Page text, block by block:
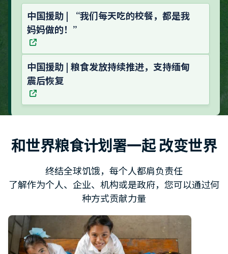
中国援助 | “我们每天吃的校餐，都是我
妈妈做的！”
中国援助 | 粮食发放持续推进，支持缅甸
震后恢复
和世界粮食计划署一起 改变世界
终结全球饥饿，每个人都肩负责任
了解作为个人、企业、机构或是政府，您可以通过何
种方式贡献力量